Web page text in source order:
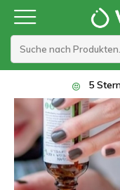
5